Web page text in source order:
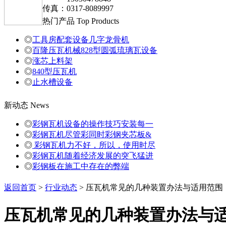
传真：0317-8089997
热门产品 Top Products
◎工具房配套设备几字龙骨机
◎百隆压瓦机械828型圆弧琉璃瓦设备
◎涨芯上料架
◎840型压瓦机
◎止水槽设备
新动态 News
◎彩钢瓦机设备的操作技巧安装每一
◎彩钢瓦机尽管彩同时彩钢夹芯板&
◎ 彩钢瓦机力不好，所以，使用时尽
◎彩钢瓦机随着经济发展的突飞猛进
◎彩钢板在施工中存在的弊端
返回首页 > 行业动态 > 压瓦机常见的几种装置办法与适用范围
压瓦机常见的几种装置办法与